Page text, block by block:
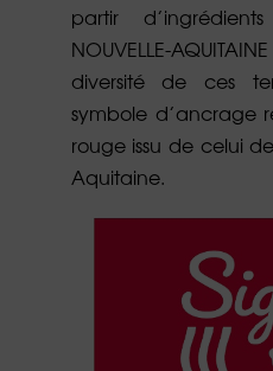
partir
NOUVELLE-
diversité de ces
symbole d’ancrage
rouge issu de celui
Aquitaine.